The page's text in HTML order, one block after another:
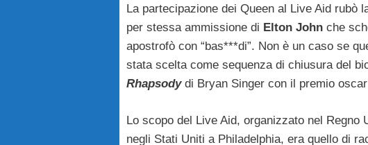
La partecipazione dei Queen al Live Aid rubò
per stessa ammissione di Elton John che
apostrofò con “bas***di”. Non è un caso se
stata scelta come sequenza di chiusura del
Rhapsodydi Bryan Singer con il premio oscar
Lo scopo del Live Aid, organizzato nel Regno
negli Stati Uniti a Philadelphia, era quello di